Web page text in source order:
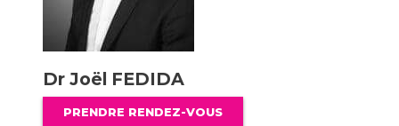
Dr Joël FEDIDA
PRENDRE RENDEZ-VOUS